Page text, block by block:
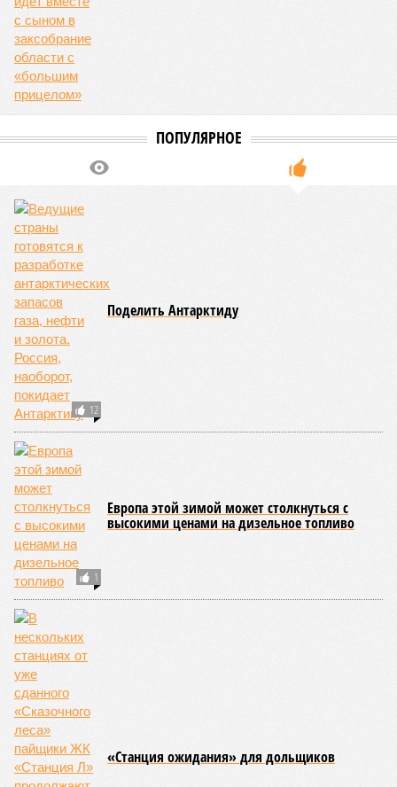
ПОПУЛЯРНОЕ
12
Поделить Антарктиду
1
Европа этой зимой может столкнуться с
высокими ценами на дизельное топливо
«Станция ожидания» для дольщиков